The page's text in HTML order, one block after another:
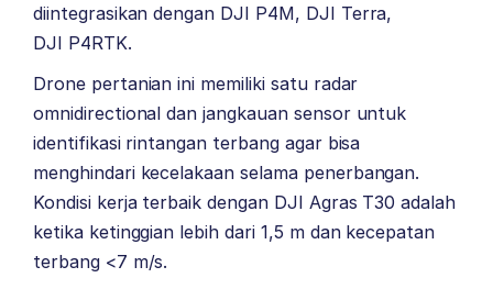
diintegrasikan dengan DJI P4M, DJI Terra,
DJI P4RTK.
Drone pertanian ini memiliki satu radar
omnidirectional dan jangkauan sensor untuk
identifikasi rintangan terbang agar bisa
menghindari kecelakaan selama penerbangan.
Kondisi kerja terbaik dengan DJI Agras T30 adalah
ketika ketinggian lebih dari 1,5 m dan kecepatan
terbang <7 m/s.